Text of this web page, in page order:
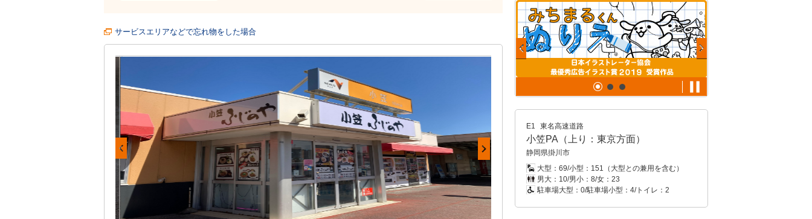
サービスエリアなどで忘れ物をした場合
E1 東名高速道路
小笠PA（上り：東京方面）
静岡県掛川市
大型：69/小型：151（大型との兼用を含む）
男大：10/男小：8/女：23
駐車場大型：0/駐車場小型：4/トイレ：2